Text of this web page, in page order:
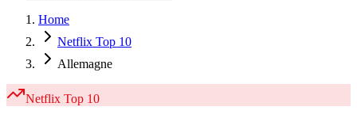
Home
Netflix Top 10
Allemagne
Netflix Top 10